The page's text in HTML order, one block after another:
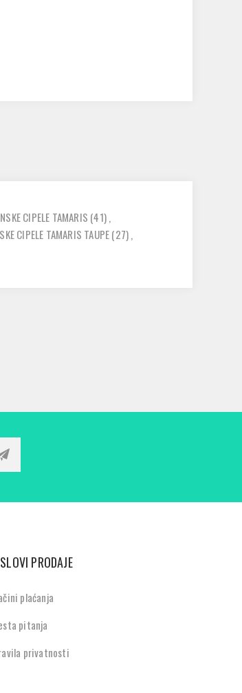
CIPELE TAMARIS (41),
CIPELE TAMARIS TAUPE(27),
PRODAJE
plaćanja
pitanja
privatnosti